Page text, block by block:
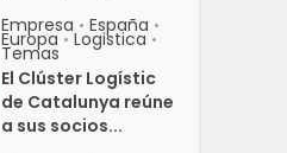
Empresa • España •
Europa • Logistica •
Temas
El Clúster Logístic
de Catalunya reúne
a sus socios...